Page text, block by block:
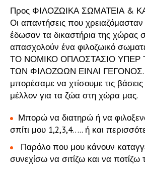
Προς ΦΙΛΟΖΩΙΚΑ ΣΩΜΑΤΕΙΑ &
Οι απαντήσεις που χρειαζόμασταν
έδωσαν τα δικαστήρια της χώρας
απασχολούν ένα φιλοζωικό
ΤΟ ΝΟΜΙΚΟ ΟΠΛΟΣΤΑΣΙΟ ΥΠΕΡ
ΤΩΝ ΦΙΛΟΖΩΩΝ ΕΙΝΑΙ ΓΕΓΟΝΟΣ.
μπορέσαμε να χτίσουμε τις
μέλλον για τα ζώα στη χώρα μας.
Μπορώ να διατηρώ ή να
σπίτι μου 1,2,3,4….. ή και
Παρόλο που μου κάνουν
συνεχίσω να σιτίζω και να